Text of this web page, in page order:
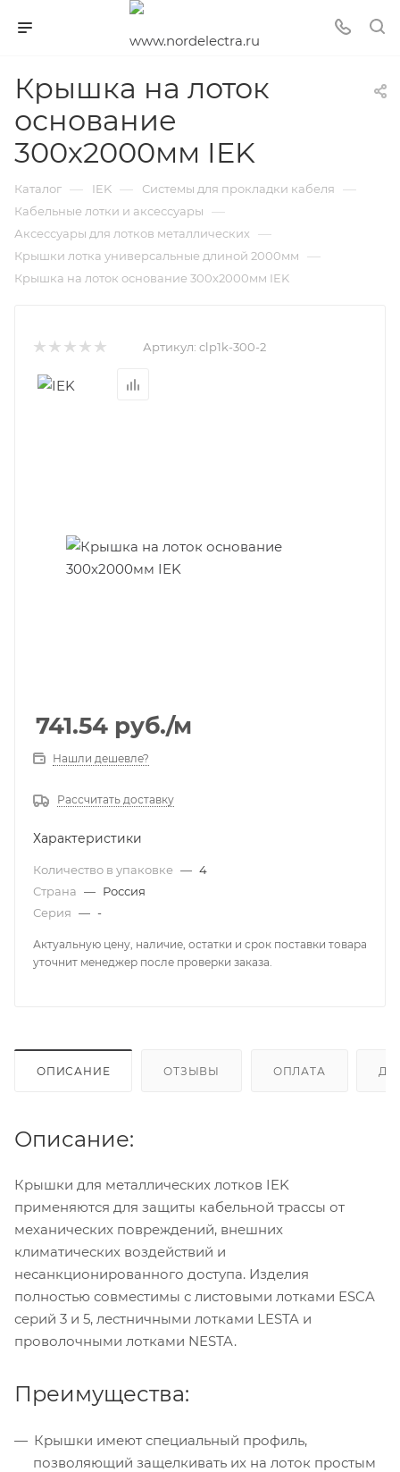
Крышка на лоток
основание
300х2000мм IEK
Каталог — IEK — Системы для прокладки кабеля —
Кабельные лотки и аксессуары —
Аксессуары для лотков металлических —
Крышки лотка универсальные длиной 2000мм —
Крышка на лоток основание 300х2000мм IEK
Артикул: clp1k-300-2
741.54 руб./м
Нашли дешевле?
Рассчитать доставку
Характеристики
Количество в упаковке — 4
Страна — Россия
Серия — -
Актуальную цену, наличие, остатки и срок поставки товара
уточнит менеджер после проверки заказа.
ОПИСАНИЕ ОТЗЫВЫ ОПЛАТА
Описание:
Крышки для металлических лотков IEK
применяются для защиты кабельной трассы от
механических повреждений, внешних
климатических воздействий и
несанкционированного доступа. Изделия
полностью совместимы с листовыми лотками ESCA
серий 3 и 5, лестничными лотками LESTA и
проволочными лотками NESTA.
Преимущества:
Крышки имеют специальный профиль,
позволяющий защелкивать их на лоток простым